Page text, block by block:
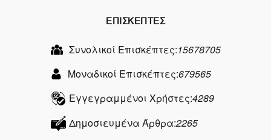
ΕΠΙΣΚΕΠΤΕΣ
Συνολικοί Επισκέπτες:15678705
Μοναδικοί Επισκέπτες:679565
Εγγεγραμμένοι Χρήστες:4289
Δημοσιευμένα Άρθρα:2265